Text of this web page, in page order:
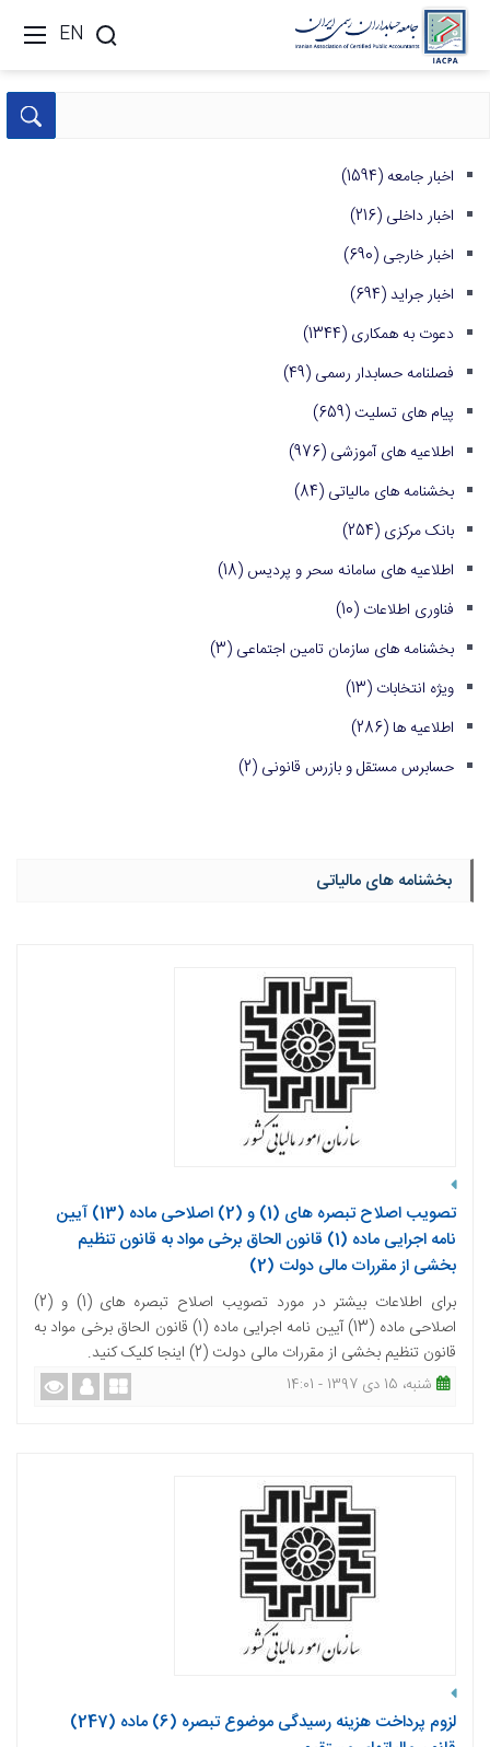
EN
اخبار جامعه (1594)
اخبار داخلی (216)
اخبار خارجی (690)
اخبار جراید(694)
دعوت به همکاری (1344)
فصلنامه حسابدار رسمی (49)
پیام های تسلیت (659)
اطلاعیه های آموزشی (976)
بخشنامه های مالیاتی (84)
بانک مرکزی (254)
اطلاعیه های سامانه سحر و پردیس (18)
فناوری اطلاعات (10)
بخشنامه های سازمان تامین اجتماعی (3)
ویژه انتخابات (13)
اطلاعیه ها (286)
حسابرس مستقل و بازرس قانونی (2)
بخشنامه های مالیاتی
تصویب اصلاح تبصره های (1) و (2) اصلاحی ماده (13) آیین
نامه اجرایی ماده (1) قانون الحاق برخی مواد به قانون تنظیم
بخشی از مقررات مالی دولت (2)
برای اطلاعات بیشتر در مورد تصویب اصلاح تبصره های (1) و (2)
اصلاحی ماده (13) آیین نامه اجرایی ماده (1) قانون الحاق برخی مواد به
قانون تنظیم بخشی از مقررات مالی دولت (2) اینجا کلیک کنید.
شنبه، 15 دی 1397 - 14:01
لزوم پرداخت هزینه رسیدگی موضوع تبصره (6) ماده (247)